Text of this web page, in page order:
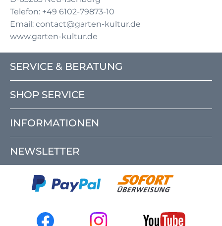
Telefon: +49 6102-79873-10
Email: contact@garten-kultur.de
www.garten-kultur.de
SERVICE & BERATUNG
SHOP SERVICE
INFORMATIONEN
NEWSLETTER